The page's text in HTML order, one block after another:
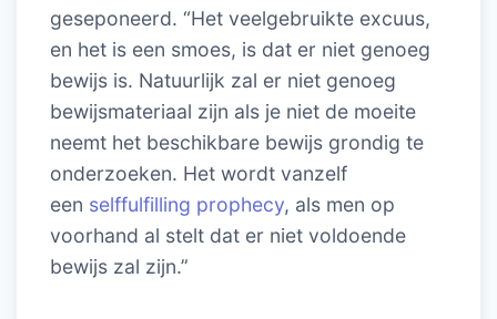
geseponeerd. “Het veelgebruikte excuus,
en het is een smoes, is dat er niet genoeg
bewijs is. Natuurlijk zal er niet genoeg
bewijsmateriaal zijn als je niet de moeite
neemt het beschikbare bewijs grondig te
onderzoeken. Het wordt vanzelf
een selffulfilling prophecy, als men op
voorhand al stelt dat er niet voldoende
bewijs zal zijn.”